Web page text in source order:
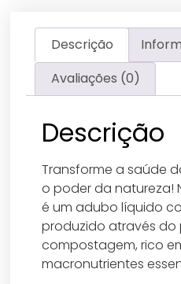
Descrição
Avaliações (0)
Descrição
Transforme a saúde
o poder da natureza!
é um adubo líquido
produzido através do
compostagem, rico
macronutrientes